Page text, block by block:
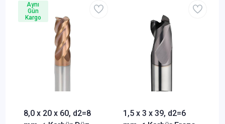
8,0 x 20 x 60, d2=8
Aynı
Gün
Kargo
1,5 x 3 x 39, d2=6